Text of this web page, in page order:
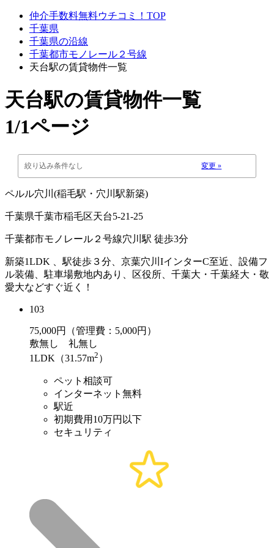
仲介手数料無料ウチコミ！TOP
千葉県
千葉県の沿線
千葉都市モノレール２号線
天台駅の賃貸物件一覧
天台駅の賃貸物件一覧
1/1ページ
絞り込み条件なし 変更 »
ペルル穴川(稲毛駅・穴川駅新築)
千葉県千葉市稲毛区天台5-21-25
千葉都市モノレール２号線穴川駅 徒歩3分
新築1LDK 、駅徒歩３分、京葉穴川IインターC至近、設備フ
ル装備、駐車場敷地内あり、区役所、千葉大・千葉経大・敬
愛大などすぐ近く！
103
75,000円（管理費：5,000円）
敷無し 礼無し
1LDK（31.57m2 ）
ペット相談可
インターネット無料
駅近
初期費用10万円以下
セキュリティ